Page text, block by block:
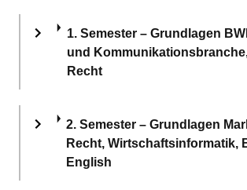
1. Semester – Grundlagen
und
Recht
2. Semester – Grundlagen
Recht, Wirtschaftsinformatik,
English